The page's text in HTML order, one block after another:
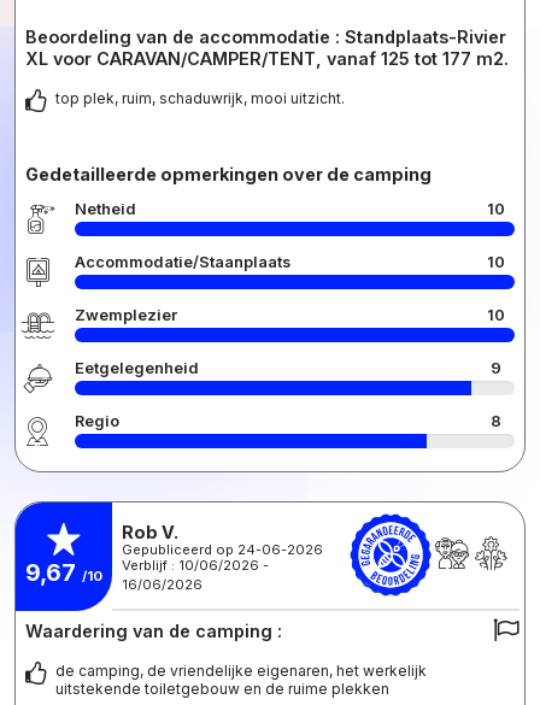
Beoordeling van de accommodatie : Standplaats-Rivier
XL voor CARAVAN/CAMPER/TENT, vanaf 125 tot 177 m2.
top plek, ruim, schaduwrijk, mooi uitzicht.
Gedetailleerde opmerkingen over de camping
Netheid 10
Accommodatie/Staanplaats 10
Zwemplezier 10
Eetgelegenheid 9
Regio 8
9,67 /10
Rob V.
Gepubliceerd op 24-06-2026
Verblijf : 10/06/2026 -
16/06/2026
Waardering van de camping :
de camping, de vriendelijke eigenaren, het werkelijk
uitstekende toiletgebouw en de ruime plekken